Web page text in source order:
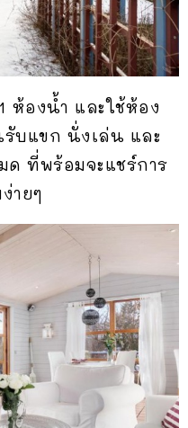
ห้องน้ำ และใช้ห้อง
บแขก นั่งเล่น และ
ด ที่พร้อมจะแชร์การ
ายๆ